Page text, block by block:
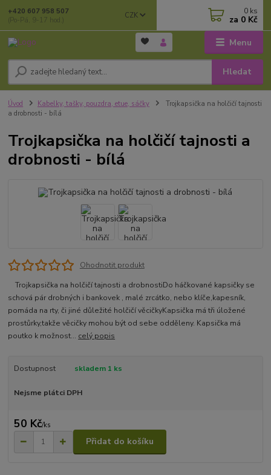
Menu
CZK
Hledat
+420 607 958 507
(Po-Pá, 9-17 hod.)
0 ks
za 0 Kč
Úvod Kabelky, tašky, pouzdra, etue, sáčky
Trojkapsička na holčičí tajnosti
a drobnosti - bílá
Trojkapsička na holčičí tajnosti a
drobnosti - bílá
Ohodnotit produkt
Trojkapsička na holčičí tajnosti a drobnostiDo háčkované kapsičky se
schová pár drobných i bankovek , malé zrcátko, nebo klíče,kapesník,
pomáda na rty, či jiné důležité holčičí věcičkyKapsička má tři úložené
prostůrky,takže věcičky mohou být od sebe odděleny. Kapsička má
poutko k možnost... celý popis
Dostupnost skladem 1 ks
Nejsme plátci DPH
50 Kč/ks
Přidat do košíku